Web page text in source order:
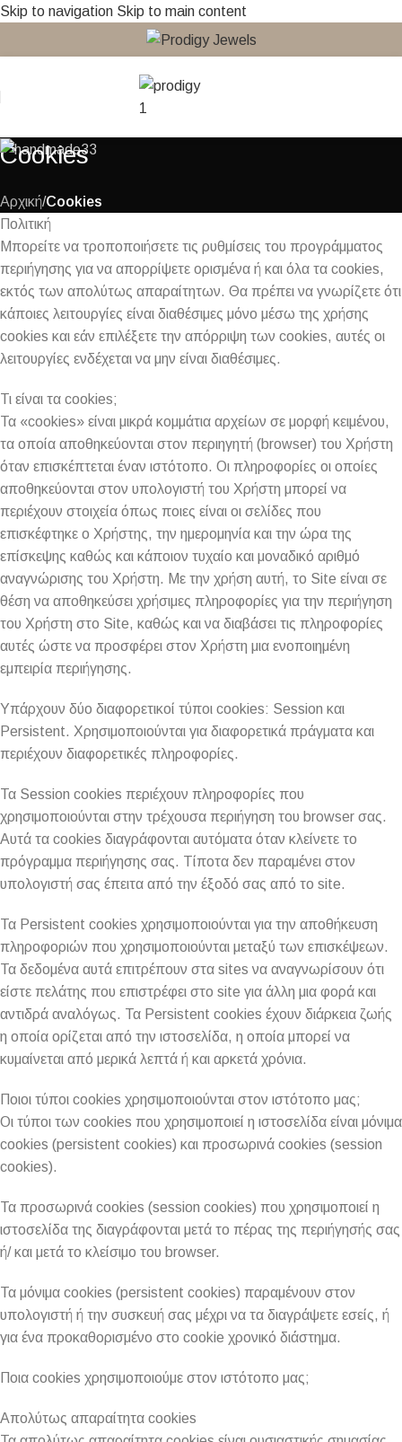
Skip to navigation Skip to main content
Cookies
Αρχική/Cookies
Πολιτική
Μπορείτε να τροποποιήσετε τις ρυθμίσεις του προγράμματος
περιήγησης για να απορρίψετε ορισμένα ή και όλα τα cookies,
εκτός των απολύτως απαραίτητων. Θα πρέπει να γνωρίζετε ότι
κάποιες λειτουργίες είναι διαθέσιμες μόνο μέσω της χρήσης
cookies και εάν επιλέξετε την απόρριψη των cookies, αυτές οι
λειτουργίες ενδέχεται να μην είναι διαθέσιμες.
Τι είναι τα cookies;
Τα «cookies» είναι μικρά κομμάτια αρχείων σε μορφή κειμένου,
τα οποία αποθηκεύονται στον περιηγητή (browser) του Χρήστη
όταν επισκέπτεται έναν ιστότοπο. Οι πληροφορίες οι οποίες
αποθηκεύονται στον υπολογιστή του Χρήστη μπορεί να
περιέχουν στοιχεία όπως ποιες είναι οι σελίδες που
επισκέφτηκε ο Χρήστης, την ημερομηνία και την ώρα της
επίσκεψης καθώς και κάποιον τυχαίο και μοναδικό αριθμό
αναγνώρισης του Χρήστη. Με την χρήση αυτή, το Site είναι σε
θέση να αποθηκεύσει χρήσιμες πληροφορίες για την περιήγηση
του Χρήστη στο Site, καθώς και να διαβάσει τις πληροφορίες
αυτές ώστε να προσφέρει στον Χρήστη μια ενοποιημένη
εμπειρία περιήγησης.
Υπάρχουν δύο διαφορετικοί τύποι cookies: Session και
Persistent. Χρησιμοποιούνται για διαφορετικά πράγματα και
περιέχουν διαφορετικές πληροφορίες.
Τα Session cookies περιέχουν πληροφορίες που
χρησιμοποιούνται στην τρέχουσα περιήγηση του browser σας.
Αυτά τα cookies διαγράφονται αυτόματα όταν κλείνετε το
πρόγραμμα περιήγησης σας. Τίποτα δεν παραμένει στον
υπολογιστή σας έπειτα από την έξοδό σας από το site.
Τα Persistent cookies χρησιμοποιούνται για την αποθήκευση
πληροφοριών που χρησιμοποιούνται μεταξύ των επισκέψεων.
Τα δεδομένα αυτά επιτρέπουν στα sites να αναγνωρίσουν ότι
είστε πελάτης που επιστρέφει στο site για άλλη μια φορά και
αντιδρά αναλόγως. Τα Persistent cookies έχουν διάρκεια ζωής
η οποία ορίζεται από την ιστοσελίδα, η οποία μπορεί να
κυμαίνεται από μερικά λεπτά ή και αρκετά χρόνια.
Ποιοι τύποι cookies χρησιμοποιούνται στον ιστότοπο μας;
Οι τύποι των cookies που χρησιμοποιεί η ιστοσελίδα είναι μόνιμα
cookies (persistent cookies) και προσωρινά cookies (session
cookies).
Τα προσωρινά cookies (session cookies) που χρησιμοποιεί η
ιστοσελίδα της διαγράφονται μετά το πέρας της περιήγησής σας
ή/ και μετά το κλείσιμο του browser.
Τα μόνιμα cookies (persistent cookies) παραμένουν στον
υπολογιστή ή την συσκευή σας μέχρι να τα διαγράψετε εσείς, ή
για ένα προκαθορισμένο στο cookie χρονικό διάστημα.
Ποια cookies χρησιμοποιούμε στον ιστότοπο μας;
Απολύτως απαραίτητα cookies